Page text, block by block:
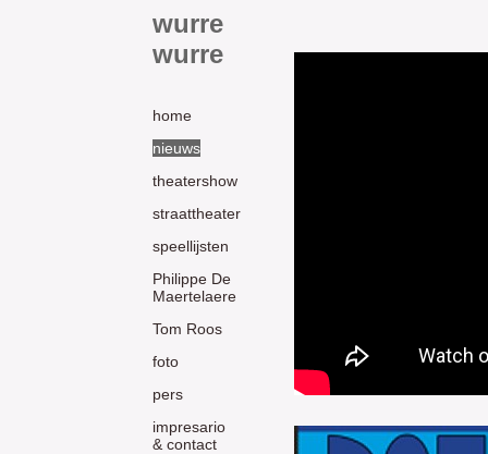
wurre
wurre
home
nieuws
theatershow
straattheater
speellijsten
Philippe De
Maertelaere
Tom Roos
foto
pers
impresario
& contact